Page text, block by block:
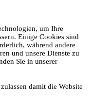
um Ihre
Einige Cookies sind
während andere
und unsere Dienste zu
Sie in unserer
damit die Website